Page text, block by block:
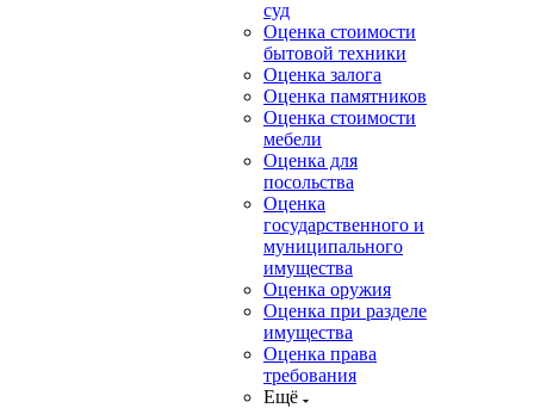
суд
Оценка стоимости
бытовой техники
Оценка залога
Оценка памятников
Оценка стоимости
мебели
Оценка для
посольства
Оценка
государственного и
муниципального
имущества
Оценка оружия
Оценка при разделе
имущества
Оценка права
требования
Ещё